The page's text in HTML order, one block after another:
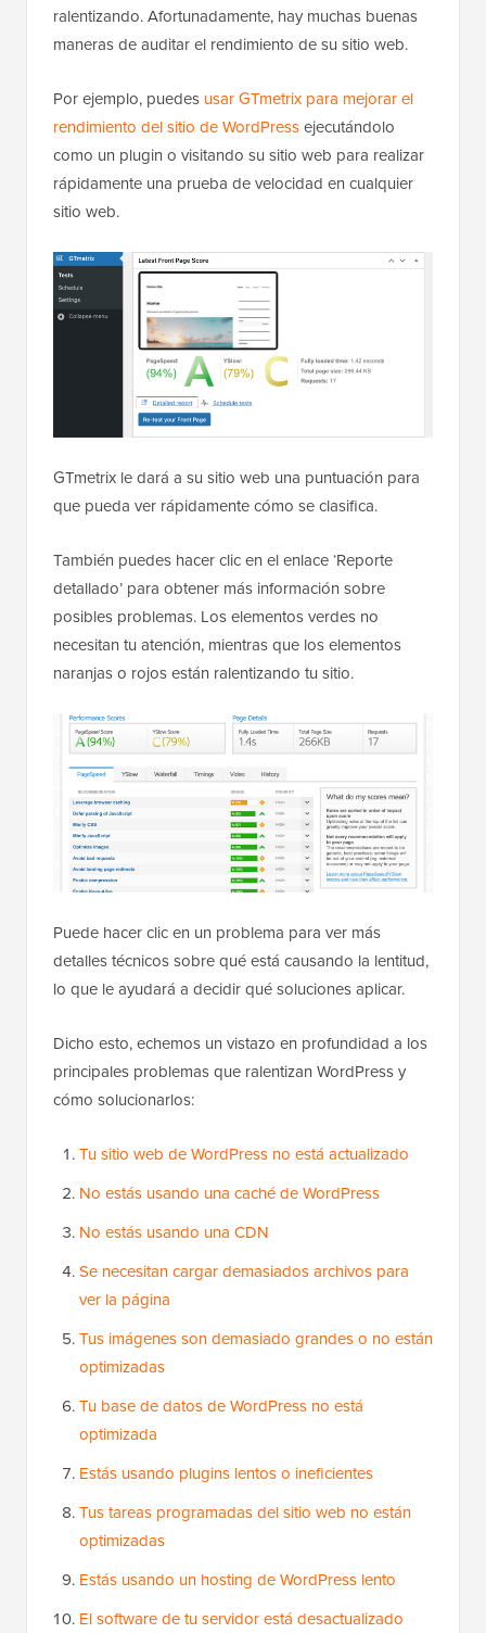
ralentizando. Afortunadamente, hay muchas buenas
maneras de auditar el rendimiento de su sitio web.
Por ejemplo, puedes usar GTmetrix para mejorar el
rendimiento del sitio de WordPressejecutándolo
como un plugin o visitando su sitio web para realizar
rápidamente una prueba de velocidad en cualquier
sitio web.
GTmetrix le dará a su sitio web una puntuación para
que pueda ver rápidamente cómo se clasifica.
También puedes hacer clic en el enlace ‘Reporte
detallado’ para obtener más información sobre
posibles problemas. Los elementos verdes no
necesitan tu atención, mientras que los elementos
naranjas o rojos están ralentizando tu sitio.
Puede hacer clic en un problema para ver más
detalles técnicos sobre qué está causando la lentitud,
lo que le ayudará a decidir qué soluciones aplicar.
Dicho esto, echemos un vistazo en profundidad a los
principales problemas que ralentizan WordPress y
cómo solucionarlos:
Tu sitio web de WordPress no está actualizado
No estás usando una caché de WordPress
No estás usando una CDN
Se necesitan cargar demasiados archivos para
ver la página
Tus imágenes son demasiado grandes o no están
optimizadas
Tu base de datos de WordPress no está
optimizada
Estás usando plugins lentos o ineficientes
Tus tareas programadas del sitio web no están
optimizadas
Estás usando un hosting de WordPress lento
El software de tu servidor está desactualizado